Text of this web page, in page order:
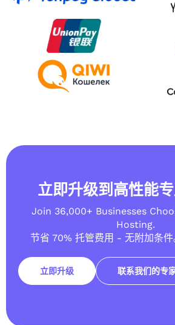
立即升级到高性能
Join 36,000+ Businesses
Hosting.
节省 70% 托管费用 - 无附加条
立即升级 联系我们的专